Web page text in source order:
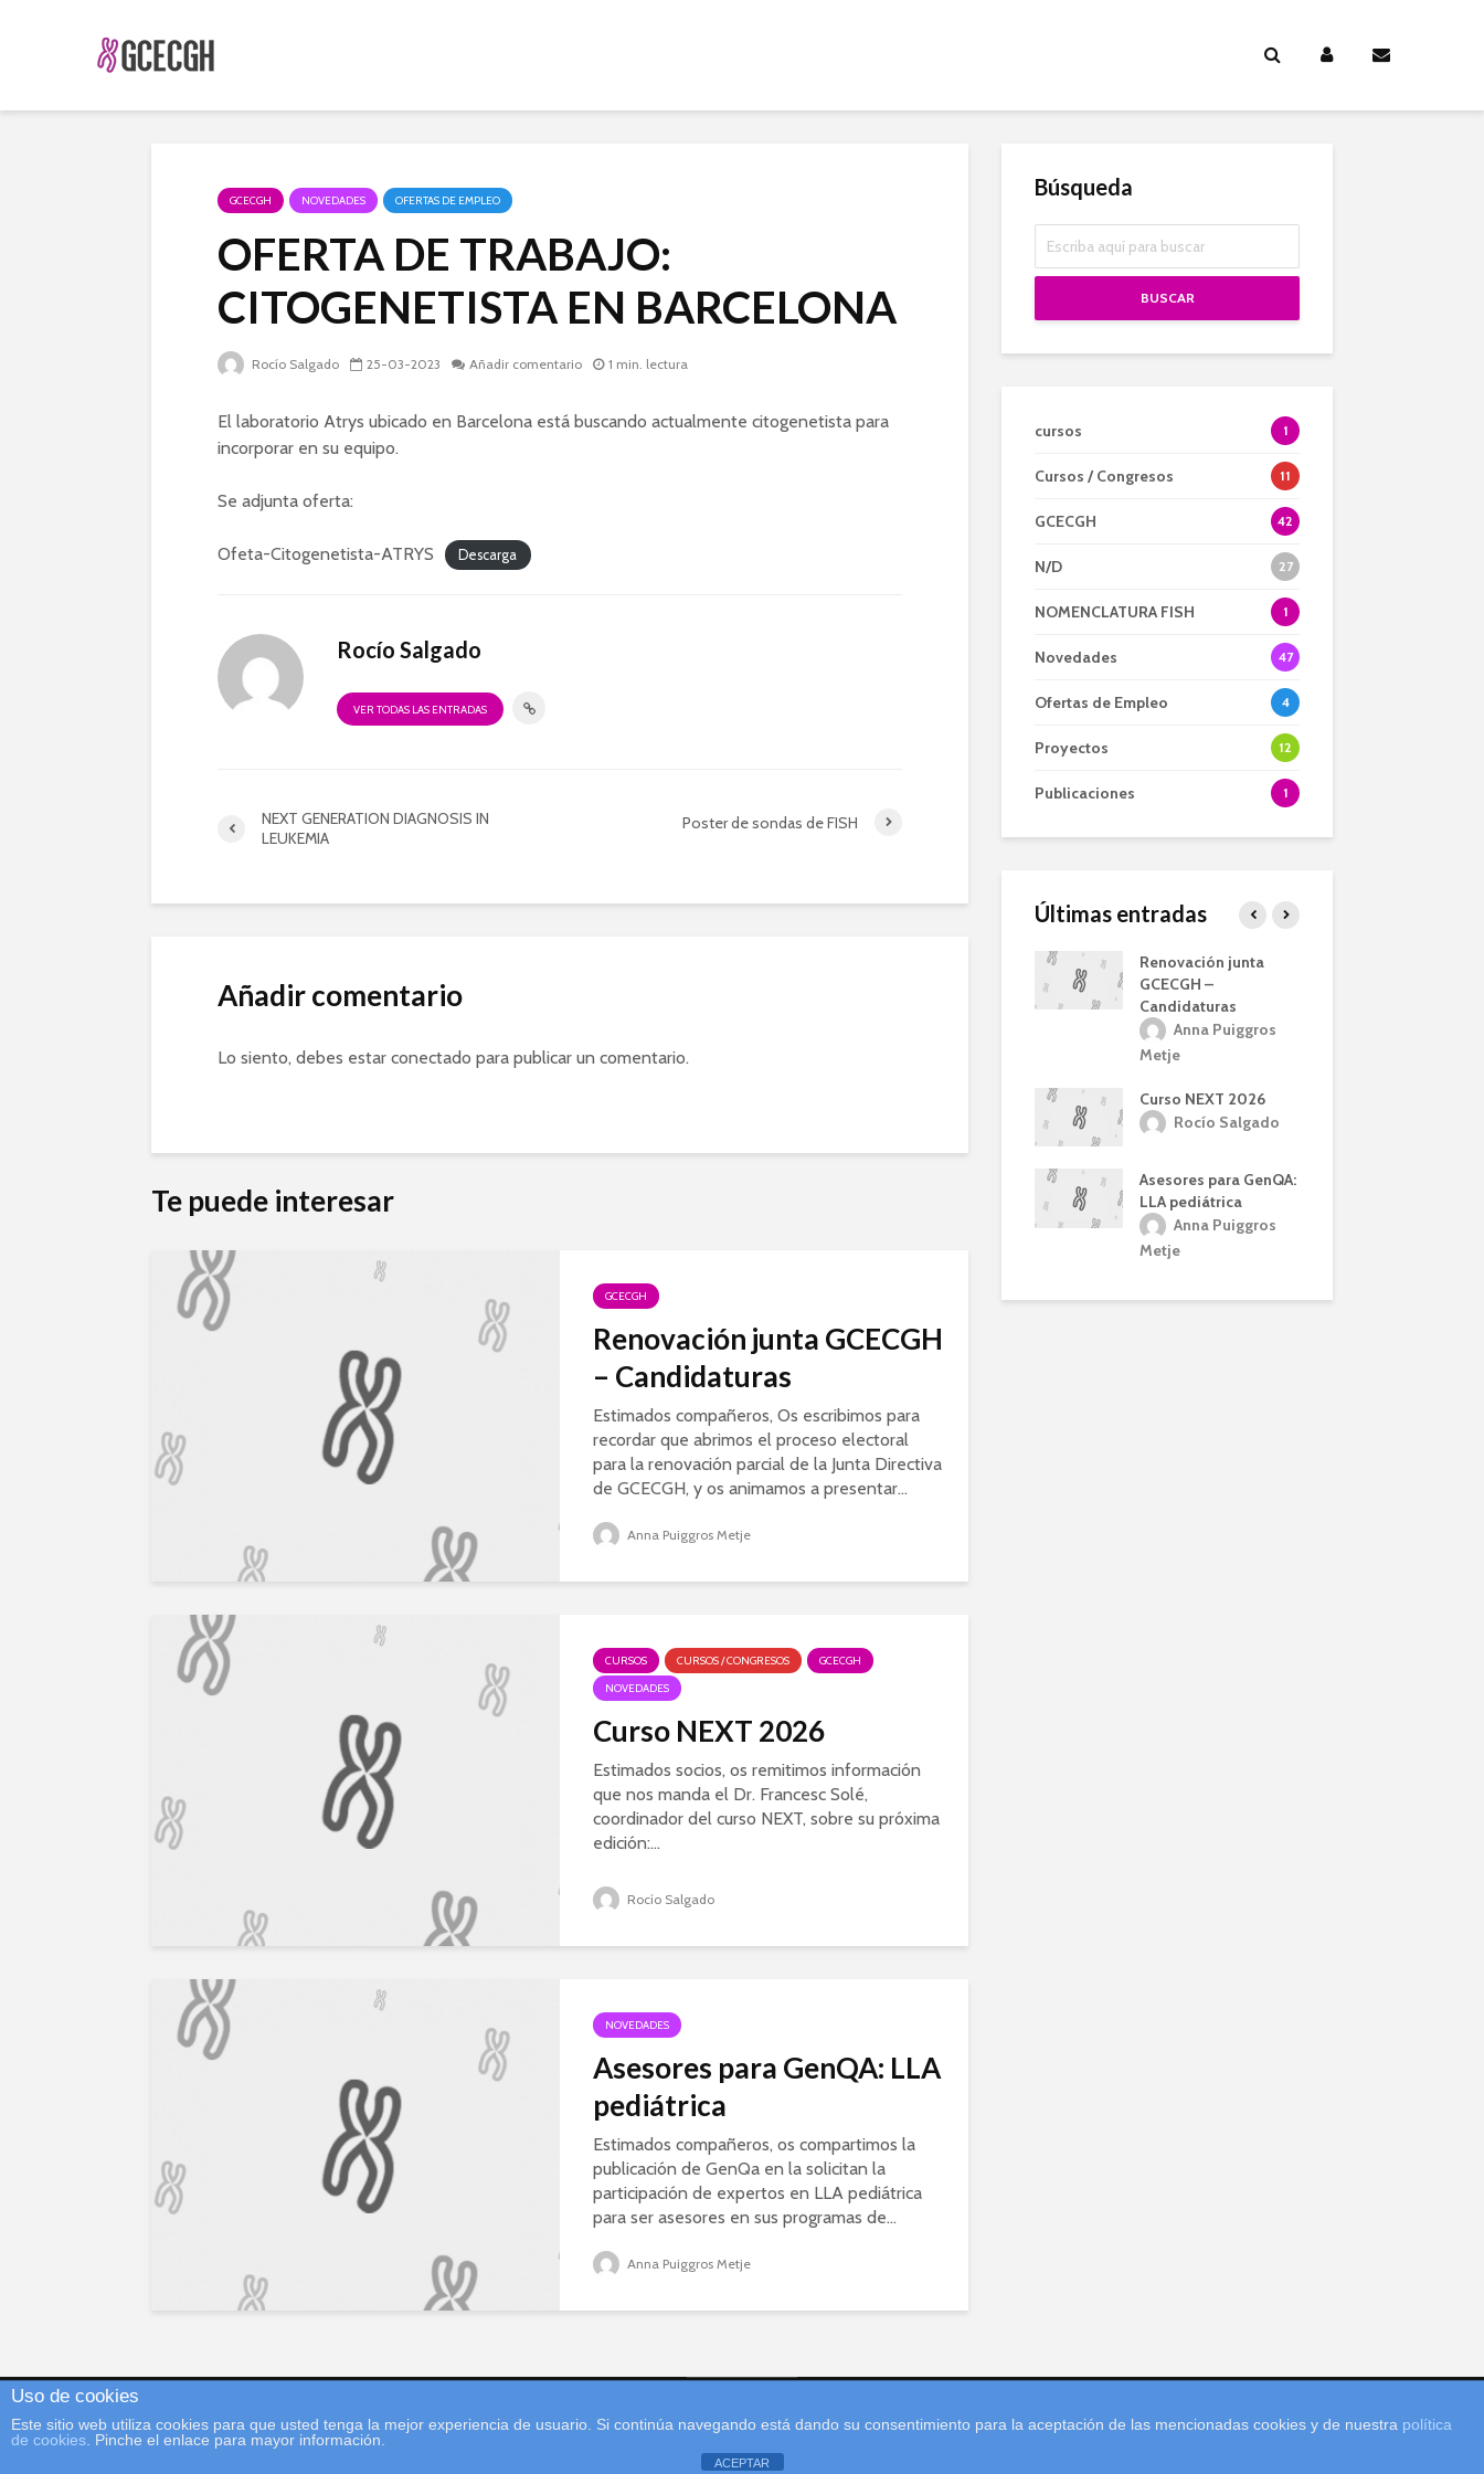
GCECGH NOVEDADES OFERTAS DE EMPLEO
OFERTA DE TRABAJO:
CITOGENETISTA EN BARCELONA
Rocío Salgado 25-03-2023 Añadir comentario 1 min. lectura
El laboratorio Atrys ubicado en Barcelona está buscando actualmente citogenetista para
incorporar en su equipo.
Se adjunta oferta:
Ofeta-Citogenetista-ATRYS Descarga
Rocío Salgado
VER TODAS LAS ENTRADAS
NEXT GENERATION DIAGNOSIS IN
LEUKEMIA
Poster de sondas de FISH
Añadir comentario
Lo siento, debes estar conectado para publicar un comentario.
Te puede interesar
GCECGH
Renovación junta GCECGH
– Candidaturas
Estimados compañeros, Os escribimos para
recordar que abrimos el proceso electoral
para la renovación parcial de la Junta Directiva
de GCECGH, y os animamos a presentar...
Anna Puiggros Metje
CURSOS CURSOS / CONGRESOS
GCECGH
NOVEDADES
Curso NEXT 2026
Estimados socios, os remitimos información
que nos manda el Dr. Francesc Solé,
coordinador del curso NEXT, sobre su próxima
edición:...
Rocío Salgado
NOVEDADES
Asesores para GenQA: LLA
pediátrica
Estimados compañeros, os compartimos la
publicación de GenQa en la solicitan la
participación de expertos en LLA pediátrica
para ser asesores en sus programas de...
Anna Puiggros Metje
Búsqueda
BUSCAR
cursos 1
Cursos / Congresos 11
GCECGH 42
N/D 27
NOMENCLATURA FISH 1
Novedades 47
Ofertas de Empleo 4
Proyectos 12
Publicaciones 1
Últimas entradas
Metje
Renovación junta
GCECGH –
Candidaturas
Anna Puiggros
Metje
Curso NEXT 2026
Rocío Salgado
Asesores para GenQA:
LLA pediátrica
Anna Puiggros
Metje
©GCECGH |Contacto|Nota Legal|Política de Cookies
Uso de cookies
Este sitio web utiliza cookies para que usted tenga la mejor experiencia de usuario. Si continúa navegando está dando su consentimiento para la aceptación de las mencionadas cookies y de nuestra política
de cookies . Pinche el enlace para mayor información.
ACEPTAR